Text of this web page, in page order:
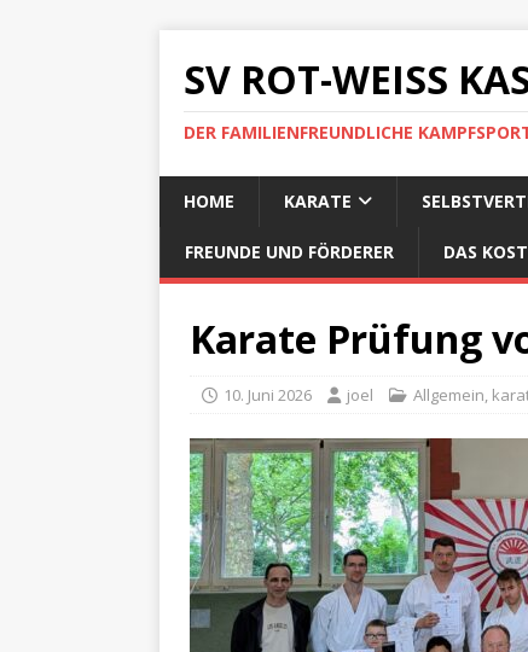
SV ROT-WEISS
DER FAMILIENFREUNDLICHE
HOME KARATE
FREUNDE UND FÖRDERER DAS
Karate Prüfung
10. Juni 2026 joel Allgemein,